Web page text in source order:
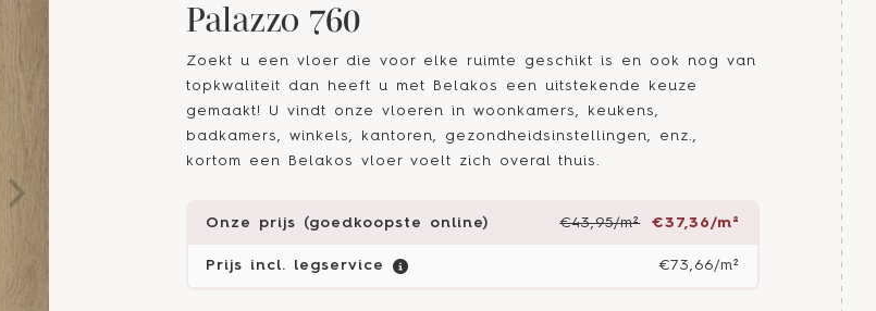
Palazzo 760
Zoekt u een vloer die voor elke ruimte geschikt is en ook nog van
topkwaliteit dan heeft u met Belakos een uitstekende keuze
gemaakt! U vindt onze vloeren in woonkamers, keukens,
badkamers, winkels, kantoren, gezondheidsinstellingen, enz.,
kortom een Belakos vloer voelt zich overal thuis.
Onze prijs (goedkoopste online) €43,95/m² €37,36/m²
Prijs incl. legservice €73,66/m²